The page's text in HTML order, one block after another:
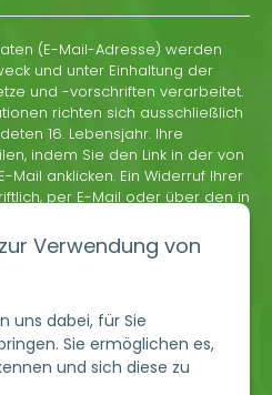
Verwendung von
uns dabei, für Sie
Sie ermöglichen es,
und sich diese zu
(E-Mail-Adresse) werden
und unter Einhaltung der
und -vorschriften verarbeitet.
richten sich ausschließlich
16. Lebensjahr. Ihre
indem Sie den Link in der von
anklicken. Ein Widerruf Ihrer
per E-Mail oder über den in
lumigreen.de enthaltenen